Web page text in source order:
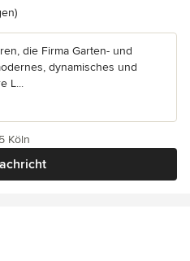
von 5 Sternen
die Firma Garten- und
dynamisches und
L...
Köln